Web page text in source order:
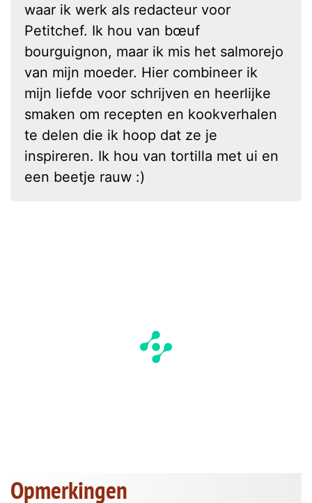
waar ik werk als redacteur voor
Petitchef. Ik hou van bœuf
bourguignon, maar ik mis het salmorejo
van mijn moeder. Hier combineer ik
mijn liefde voor schrijven en heerlijke
smaken om recepten en kookverhalen
te delen die ik hoop dat ze je
inspireren. Ik hou van tortilla met ui en
een beetje rauw :)
Opmerkingen